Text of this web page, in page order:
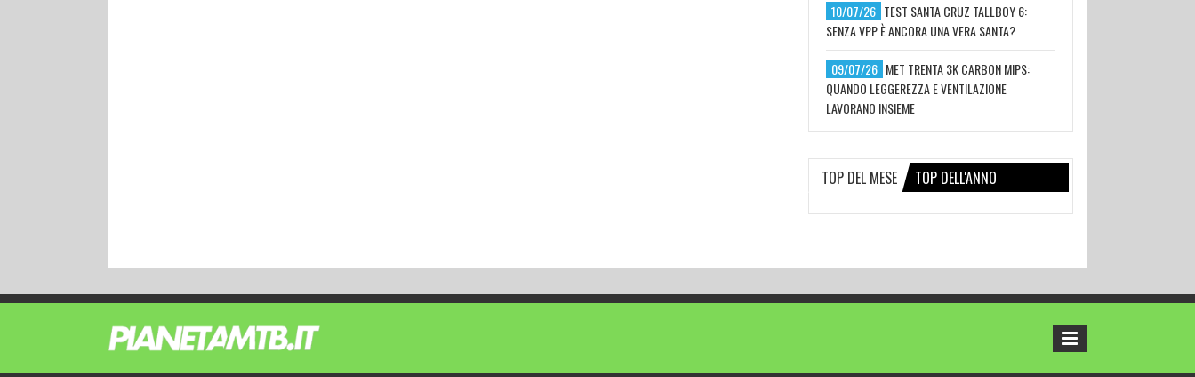
10/07/26 TEST SANTA CRUZ TALLBOY 6:
SENZA VPP È ANCORA UNA VERA SANTA?
09/07/26 MET TRENTA 3K CARBON MIPS:
QUANDO LEGGEREZZA E VENTILAZIONE
LAVORANO INSIEME
TOP DEL MESE TOP DELL'ANNO